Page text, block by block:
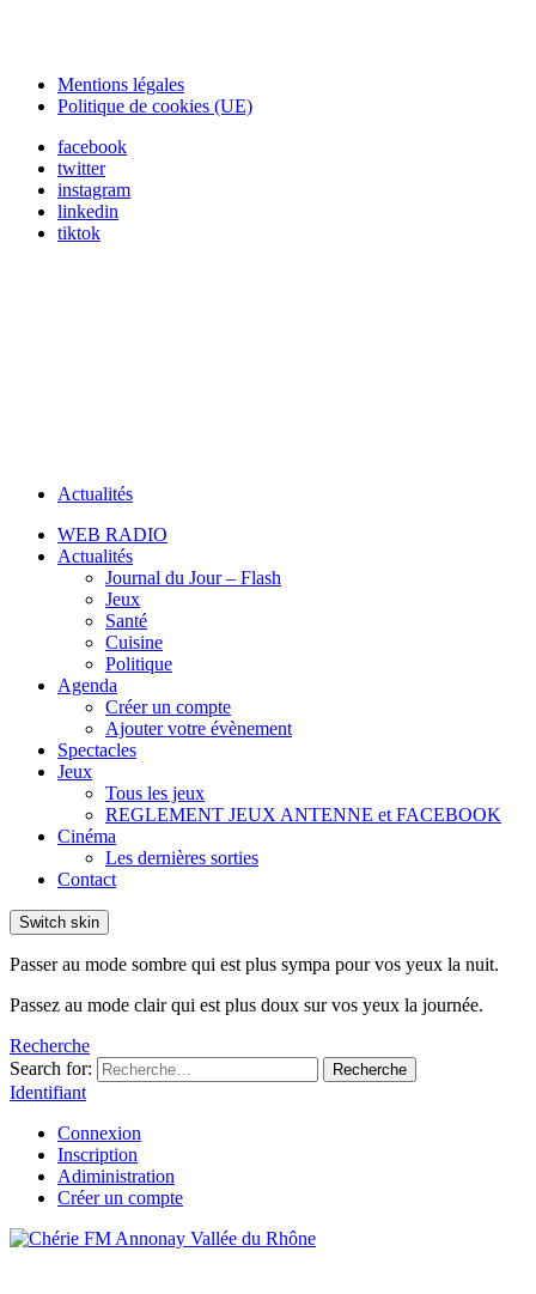
Mentions légales
Politique de cookies (UE)
facebook
twitter
instagram
linkedin
tiktok
Actualités
WEB RADIO
Actualités
Journal du Jour – Flash
Jeux
Santé
Cuisine
Politique
Agenda
Créer un compte
Ajouter votre évènement
Spectacles
Jeux
Tous les jeux
REGLEMENT JEUX ANTENNE et FACEBOOK
Cinéma
Les dernières sorties
Contact
Switch skin
Passer au mode sombre qui est plus sympa pour vos yeux la nuit.
Passez au mode clair qui est plus doux sur vos yeux la journée.
Recherche
Search for:
Recherche
Identifiant
Connexion
Inscription
Adiministration
Créer un compte